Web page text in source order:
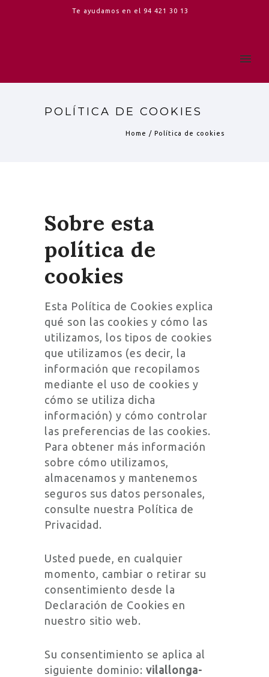
Te ayudamos en el 94 421 30 13
POLÍTICA DE COOKIES
Home / Política de cookies
Sobre esta
política de
cookies
Esta Política de Cookies explica
qué son las cookies y cómo las
utilizamos, los tipos de cookies
que utilizamos (es decir, la
información que recopilamos
mediante el uso de cookies y
cómo se utiliza dicha
información) y cómo controlar
las preferencias de las cookies.
Para obtener más información
sobre cómo utilizamos,
almacenamos y mantenemos
seguros sus datos personales,
consulte nuestra Política de
Privacidad.
Usted puede, en cualquier
momento, cambiar o retirar su
consentimiento desde la
Declaración de Cookies en
nuestro sitio web.
Su consentimiento se aplica al
siguiente dominio: vilallonga-